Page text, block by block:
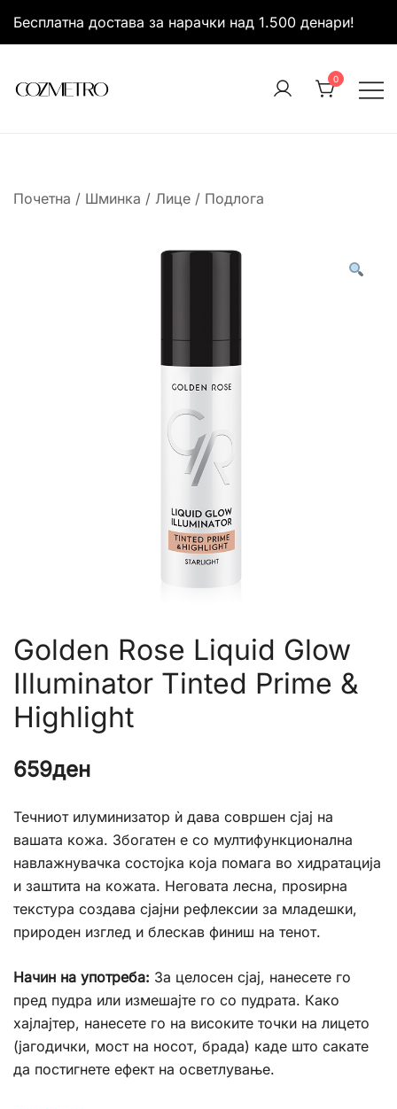
Бесплатна достава за нарачки над 1.500 денари!
0
Почетна / Шминка / Лице / Подлога
Golden Rose Liquid Glow
Illuminator Tinted Prime &
Highlight
659ден
Течниот илуминизатор ѝ дава совршен сјај на
вашата кожа. Збогатен е со мултифункционална
навлажнувачка состојка која помага во хидратација
и заштита на кожата. Неговата лесна, проѕирна
текстура создава сјајни рефлексии за младешки,
природен изглед и блескав финиш на тенот.
Начин на употреба: За целосен сјај, нанесете го
пред пудра или измешајте го со пудрата. Како
хајлајтер, нанесете го на високите точки на лицето
(јагодички, мост на носот, брада) каде што сакате
да постигнете ефект на осветлување.